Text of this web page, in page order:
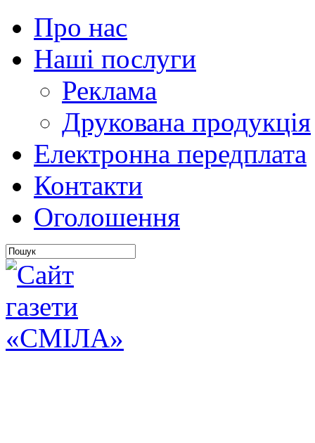
Про нас
Наші послуги
Реклама
Друкована продукція
Електронна передплата
Контакти
Оголошення